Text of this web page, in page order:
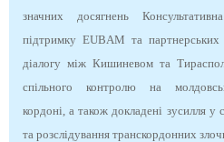
значних досягнень
підтримку EUBAM та
діалогу між Кишиневом та
спільного контролю на
кордоні, а також докладені зусилля у
та розслідування транскордонних